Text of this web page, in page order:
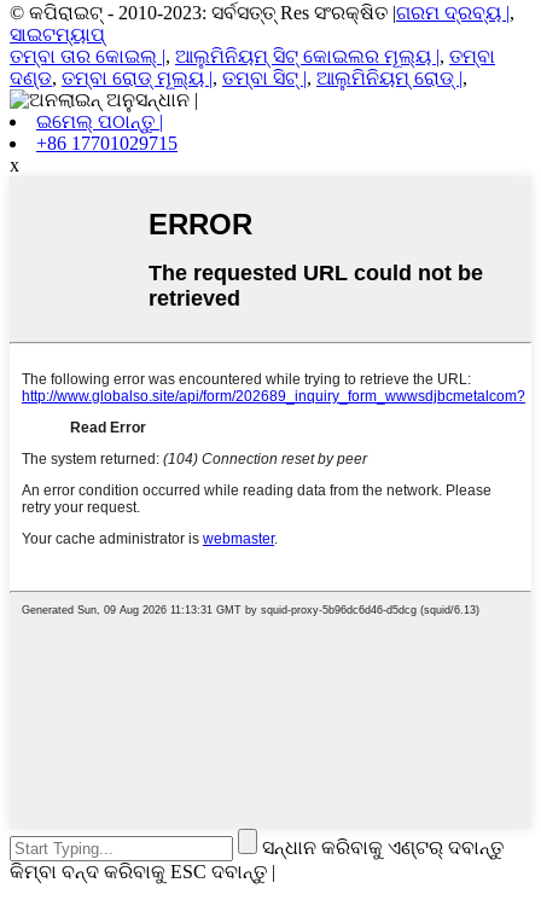
© କପିରାଇଟ୍ - 2010-2023: ସର୍ବସତ୍ତ୍ Res ସଂରକ୍ଷିତ |ଗରମ ଦ୍ରବ୍ୟ |,
ସାଇଟମ୍ୟାପ୍
ତମ୍ବା ତାର କୋଇଲ୍ |, ଆଲୁମିନିୟମ୍ ସିଟ୍ କୋଇଲର ମୂଲ୍ୟ |, ତମ୍ବା
ଦଣ୍ଡ, ତମ୍ବା ରୋଡ୍ ମୂଲ୍ୟ |, ତମ୍ବା ସିଟ୍ |, ଆଲୁମିନିୟମ୍ ରୋଡ୍ |,
ଇମେଲ୍ ପଠାନ୍ତୁ |
+86 17701029715
x
ସନ୍ଧାନ କରିବାକୁ ଏଣ୍ଟର୍ ଦବାନ୍ତୁ
କିମ୍ବା ବନ୍ଦ କରିବାକୁ ESC ଦବାନ୍ତୁ |